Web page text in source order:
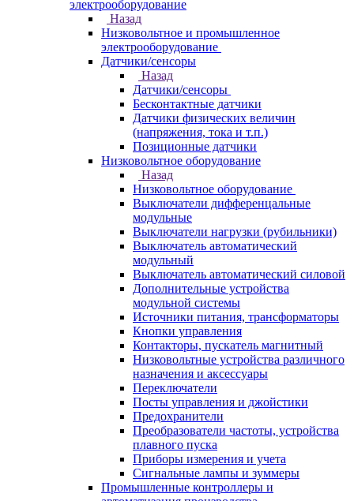
электрооборудование
Назад
Низковольтное и промышленное
электрооборудование
Датчики/сенсоры
Назад
Датчики/сенсоры
Бесконтактные датчики
Датчики физических величин
(напряжения, тока и т.п.)
Позиционные датчики
Низковольтное оборудование
Назад
Низковольтное оборудование
Выключатели дифференцальные
модульные
Выключатели нагрузки (рубильники)
Выключатель автоматический
модульный
Выключатель автоматический силовой
Дополнительные устройства
модульной системы
Источники питания, трансформаторы
Кнопки управления
Контакторы, пускатель магнитный
Низковольтные устройства различного
назначения и аксессуары
Переключатели
Посты управления и джойстики
Предохранители
Преобразователи частоты, устройства
плавного пуска
Приборы измерения и учета
Сигнальные лампы и зуммеры
Промышленные контроллеры и